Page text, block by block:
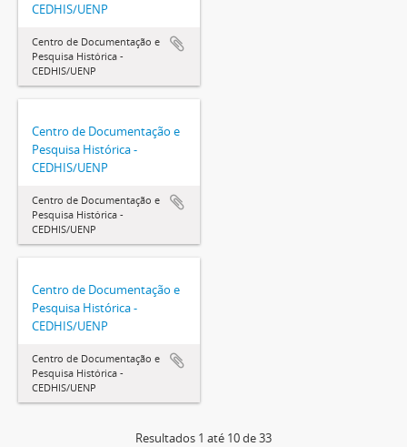
CEDHIS/UENP
Centro de Documentação e
Pesquisa Histórica -
CEDHIS/UENP
Centro de Documentação e
Pesquisa Histórica -
CEDHIS/UENP
Centro de Documentação e
Pesquisa Histórica -
CEDHIS/UENP
Centro de Documentação e
Pesquisa Histórica -
CEDHIS/UENP
Centro de Documentação e
Pesquisa Histórica -
CEDHIS/UENP
Resultados 1 até 10 de 33